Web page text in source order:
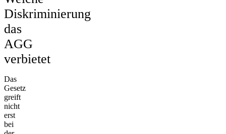
Diskriminierung
das
AGG
verbietet
Das
Gesetz
greift
nicht
erst
bei